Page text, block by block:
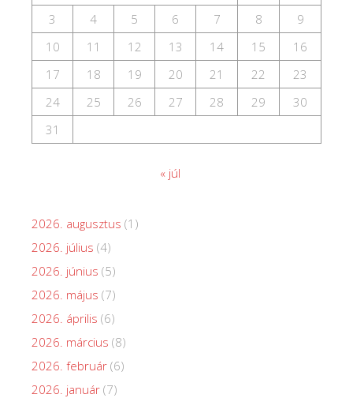
3
4 5 6 7 8
9
10
11 12 13 14 15
16
17
18 19 20 21 22
23
24
25 26 27 28 29
30
31
« júl
2026. augusztus (1)
2026. július (4)
2026. június (5)
2026. május (7)
2026. április (6)
2026. március (8)
2026. február (6)
2026. január (7)